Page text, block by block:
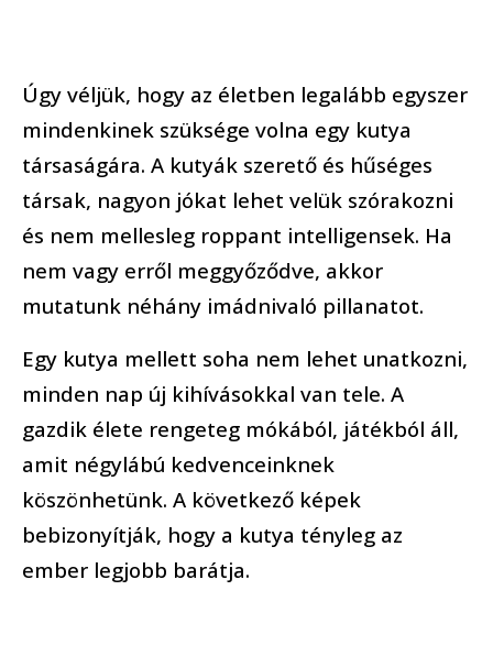
Úgy véljük, hogy az életben legalább egyszer
mindenkinek szüksége volna egy kutya
társaságára. A kutyák szerető és hűséges
társak, nagyon jókat lehet velük szórakozni
és nem mellesleg roppant intelligensek. Ha
nem vagy erről meggyőződve, akkor
mutatunk néhány imádnivaló pillanatot.
Egy kutya mellett soha nem lehet unatkozni,
minden nap új kihívásokkal van tele. A
gazdik élete rengeteg mókából, játékból áll,
amit négylábú kedvenceinknek
köszönhetünk. A következő képek
bebizonyítják, hogy a kutya tényleg az
ember legjobb barátja.